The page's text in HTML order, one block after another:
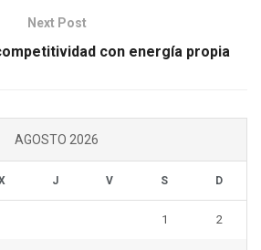
Next Post
con energía propia
AGOSTO 2026
J V S D
1 2